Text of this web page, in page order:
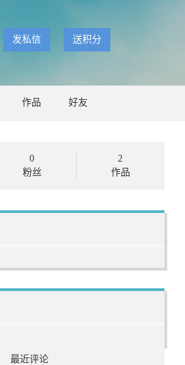
发私信 送积分
作品 好友
0
粉丝
2
作品
最近评论